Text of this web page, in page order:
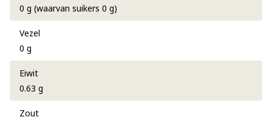
0 g (waarvan suikers 0 g)
Vezel
0 g
Eiwit
0.63 g
Zout